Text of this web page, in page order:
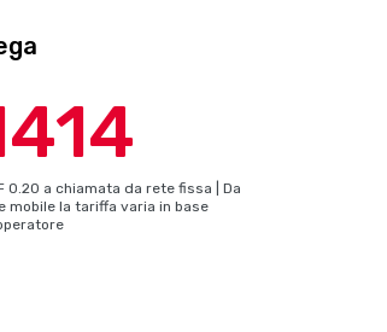
0.20 a chiamata da rete fissa | Da
mobile la tariffa varia in base